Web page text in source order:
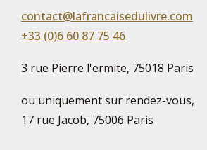
contact@lafrancaisedulivre.com
+33 (0)6 60 87 75 46
3 rue Pierre l'ermite, 75018 Paris
ou uniquement sur rendez-vous,
17 rue Jacob, 75006 Paris